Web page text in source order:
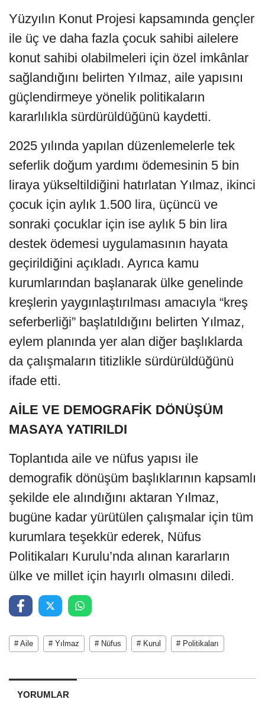
Yüzyılın Konut Projesi kapsamında gençler
ile üç ve daha fazla çocuk sahibi ailelere
konut sahibi olabilmeleri için özel imkânlar
sağlandığını belirten Yılmaz, aile yapısını
güçlendirmeye yönelik politikaların
kararlılıkla sürdürüldüğünü kaydetti.
2025 yılında yapılan düzenlemelerle tek
seferlik doğum yardımı ödemesinin 5 bin
liraya yükseltildiğini hatırlatan Yılmaz, ikinci
çocuk için aylık 1.500 lira, üçüncü ve
sonraki çocuklar için ise aylık 5 bin lira
destek ödemesi uygulamasının hayata
geçirildiğini açıkladı. Ayrıca kamu
kurumlarından başlanarak ülke genelinde
kreşlerin yaygınlaştırılması amacıyla “kreş
seferberliği” başlatıldığını belirten Yılmaz,
eylem planında yer alan diğer başlıklarda
da çalışmaların titizlikle sürdürüldüğünü
ifade etti.
AİLE VE DEMOGRAFİK DÖNÜŞÜM
MASAYA YATIRILDI
Toplantıda aile ve nüfus yapısı ile
demografik dönüşüm başlıklarının kapsamlı
şekilde ele alındığını aktaran Yılmaz,
bugüne kadar yürütülen çalışmalar için tüm
kurumlara teşekkür ederek, Nüfus
Politikaları Kurulu’nda alınan kararların
ülke ve millet için hayırlı olmasını diledi.
# Aile # Yılmaz # Nüfus # Kurul # Politikaları
YORUMLAR